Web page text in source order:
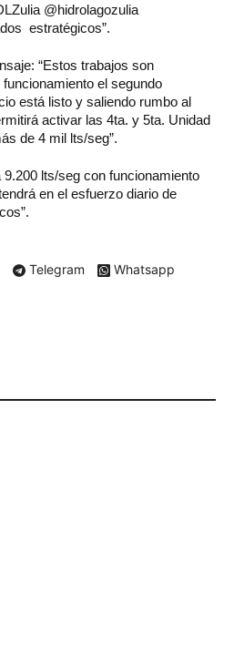
@hidrolagozulia
estratégicos”.
“Estos trabajos son
el segundo
está listo y saliendo rumbo al
activar las 4ta. y 5ta. Unidad
de 4 mil lts/seg”.
lts/seg con funcionamiento
en el esfuerzo diario de
Telegram Whatsapp